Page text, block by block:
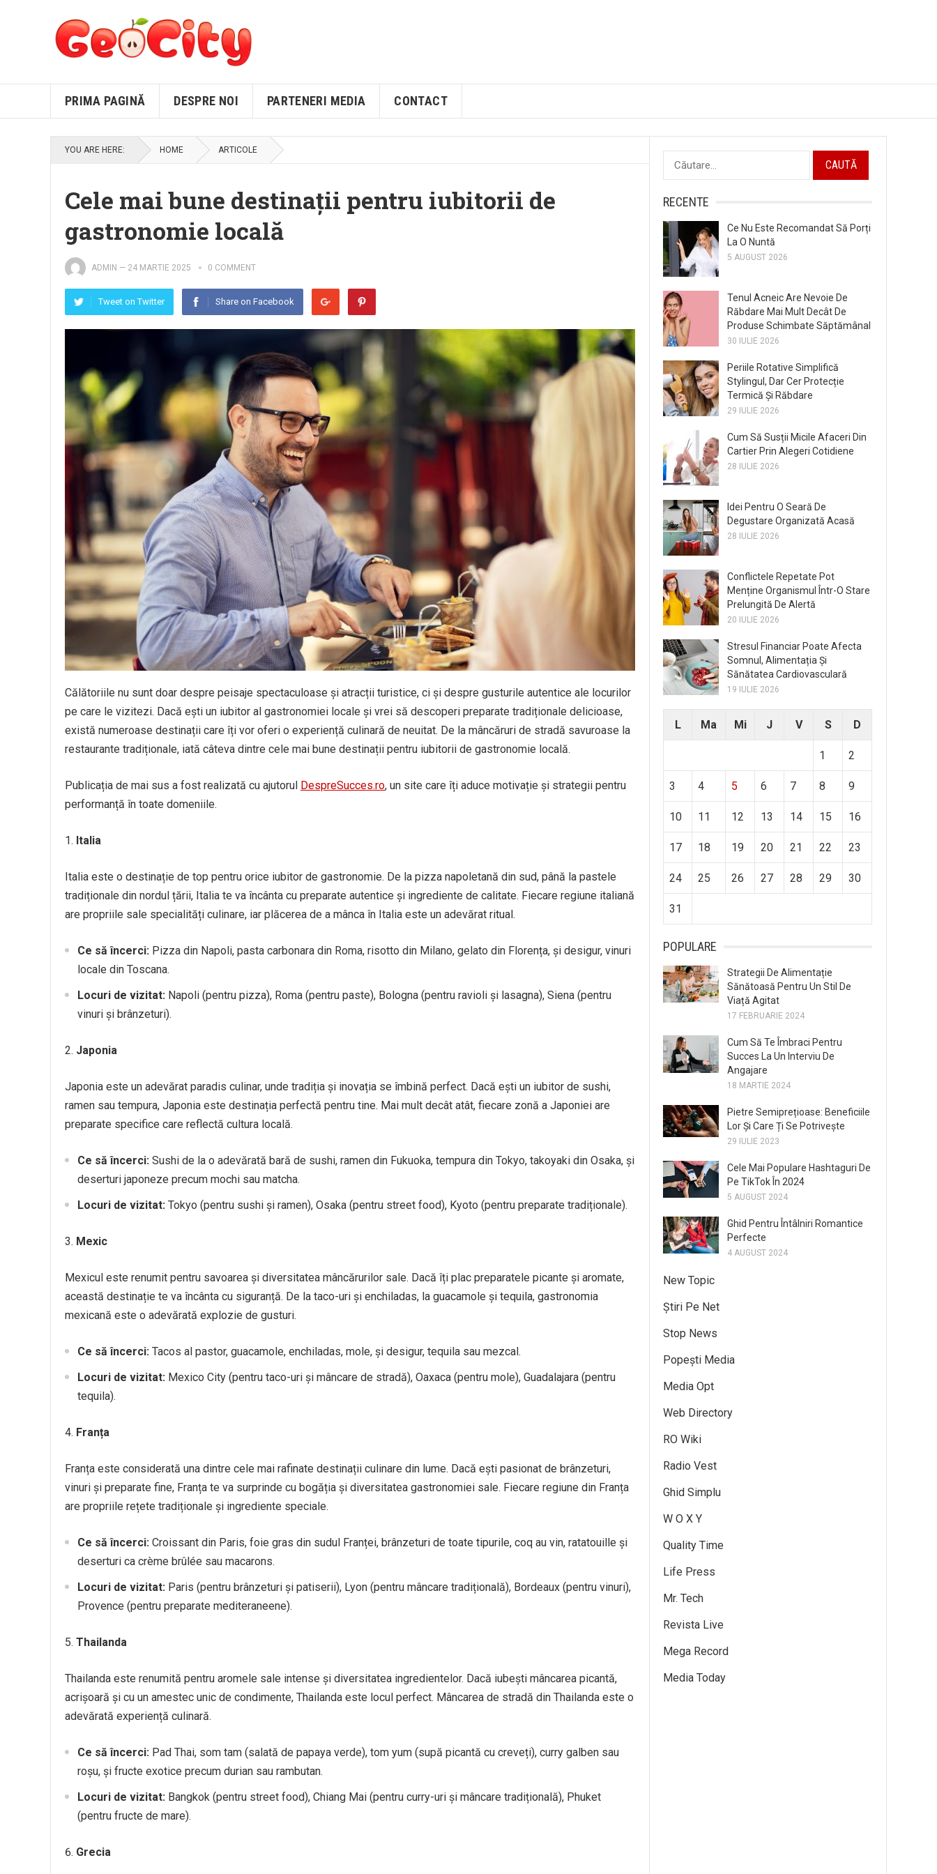
PRIMA PAGINĂ DESPRE NOI PARTENERI MEDIA CONTACT
YOU ARE HERE: HOME ARTICOLE
Cele mai bune destinații pentru iubitorii de
gastronomie locală
ADMIN — 24 MARTIE 2025 0 COMMENT
Tweet on Twitter Share on Facebook
Călătoriile nu sunt doar despre peisaje spectaculoase și atracții turistice, ci și despre gusturile autentice ale locurilor
pe care le vizitezi. Dacă ești un iubitor al gastronomiei locale și vrei să descoperi preparate tradiționale delicioase,
există numeroase destinații care îți vor oferi o experiență culinară de neuitat. De la mâncăruri de stradă savuroase la
restaurante tradiționale, iată câteva dintre cele mai bune destinații pentru iubitorii de gastronomie locală.
Publicația de mai sus a fost realizată cu ajutorul DespreSucces.ro, un site care îți aduce motivație și strategii pentru
performanță în toate domeniile.
Italia
Italia este o destinație de top pentru orice iubitor de gastronomie. De la pizza napoletană din sud, până la pastele
tradiționale din nordul țării, Italia te va încânta cu preparate autentice și ingrediente de calitate. Fiecare regiune italiană
are propriile sale specialități culinare, iar plăcerea de a mânca în Italia este un adevărat ritual.
Ce să încerci: Pizza din Napoli, pasta carbonara din Roma, risotto din Milano, gelato din Florența, și desigur, vinuri
locale din Toscana.
Locuri de vizitat: Napoli (pentru pizza), Roma (pentru paste), Bologna (pentru ravioli și lasagna), Siena (pentru
vinuri și brânzeturi).
Japonia
Japonia este un adevărat paradis culinar, unde tradiția și inovația se îmbină perfect. Dacă ești un iubitor de sushi,
ramen sau tempura, Japonia este destinația perfectă pentru tine. Mai mult decât atât, fiecare zonă a Japoniei are
preparate specifice care reflectă cultura locală.
Ce să încerci: Sushi de la o adevărată bară de sushi, ramen din Fukuoka, tempura din Tokyo, takoyaki din Osaka, și
deserturi japoneze precum mochi sau matcha.
Locuri de vizitat: Tokyo (pentru sushi și ramen), Osaka (pentru street food), Kyoto (pentru preparate tradiționale).
Mexic
Mexicul este renumit pentru savoarea și diversitatea mâncărurilor sale. Dacă îți plac preparatele picante și aromate,
această destinație te va încânta cu siguranță. De la taco-uri și enchiladas, la guacamole și tequila, gastronomia
mexicană este o adevărată explozie de gusturi.
Ce să încerci: Tacos al pastor, guacamole, enchiladas, mole, și desigur, tequila sau mezcal.
Locuri de vizitat: Mexico City (pentru taco-uri și mâncare de stradă), Oaxaca (pentru mole), Guadalajara (pentru
tequila).
Franța
Franța este considerată una dintre cele mai rafinate destinații culinare din lume. Dacă ești pasionat de brânzeturi,
vinuri și preparate fine, Franța te va surprinde cu bogăția și diversitatea gastronomiei sale. Fiecare regiune din Franța
are propriile rețete tradiționale și ingrediente speciale.
Ce să încerci: Croissant din Paris, foie gras din sudul Franței, brânzeturi de toate tipurile, coq au vin, ratatouille și
deserturi ca crème brûlée sau macarons.
Locuri de vizitat: Paris (pentru brânzeturi și patiserii), Lyon (pentru mâncare tradițională), Bordeaux (pentru vinuri),
Provence (pentru preparate mediteraneene).
Thailanda
Thailanda este renumită pentru aromele sale intense și diversitatea ingredientelor. Dacă iubești mâncarea picantă,
acrișoară și cu un amestec unic de condimente, Thailanda este locul perfect. Mâncarea de stradă din Thailanda este o
adevărată experiență culinară.
Ce să încerci: Pad Thai, som tam (salată de papaya verde), tom yum (supă picantă cu creveți), curry galben sau
roșu, și fructe exotice precum durian sau rambutan.
Locuri de vizitat: Bangkok (pentru street food), Chiang Mai (pentru curry-uri și mâncare tradițională), Phuket
(pentru fructe de mare).
Grecia
Caută
după:
RECENTE
Ce Nu Este Recomandat Să Porți
La O Nuntă
5 AUGUST 2026
Tenul Acneic Are Nevoie De
Răbdare Mai Mult Decât De
Produse Schimbate Săptămânal
30 IULIE 2026
Periile Rotative Simplifică
Stylingul, Dar Cer Protecție
Termică Și Răbdare
29 IULIE 2026
Cum Să Susții Micile Afaceri Din
Cartier Prin Alegeri Cotidiene
28 IULIE 2026
Idei Pentru O Seară De
Degustare Organizată Acasă
28 IULIE 2026
Conflictele Repetate Pot
Menține Organismul Într-O Stare
Prelungită De Alertă
20 IULIE 2026
Stresul Financiar Poate Afecta
Somnul, Alimentația Și
Sănătatea Cardiovasculară
19 IULIE 2026
L Ma Mi J V S D
1 2
3 4 5 6 7 8 9
10 11 12 13 14 15 16
17 18 19 20 21 22 23
24 25 26 27 28 29 30
31
POPULARE
Strategii De Alimentație
Sănătoasă Pentru Un Stil De
Viață Agitat
17 FEBRUARIE 2024
Cum Să Te Îmbraci Pentru
Succes La Un Interviu De
Angajare
18 MARTIE 2024
Pietre Semiprețioase: Beneficiile
Lor Și Care Ți Se Potrivește
29 IULIE 2023
Cele Mai Populare Hashtaguri De
Pe TikTok În 2024
5 AUGUST 2024
Ghid Pentru Întâlniri Romantice
Perfecte
4 AUGUST 2024
New Topic
Știri Pe Net
Stop News
Popești Media
Media Opt
Web Directory
RO Wiki
Radio Vest
Ghid Simplu
W O X Y
Quality Time
Life Press
Mr. Tech
Revista Live
Mega Record
Media Today